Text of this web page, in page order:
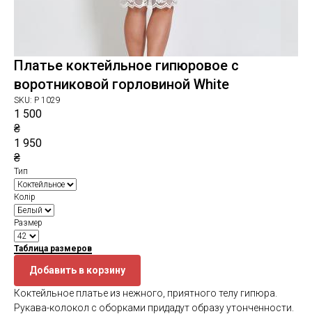
Платье коктейльное гипюровое с
воротниковой горловиной White
SKU: P 1029
1 500
₴
1 950
₴
Тип
Колір
Размер
Таблица размеров
Добавить в корзину
Коктейльное платье из нежного, приятного телу гипюра.
Рукава-колокол с оборками придадут образу утонченности.